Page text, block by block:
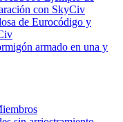
con SkyCiv
de Eurocódigo y
armado en una y